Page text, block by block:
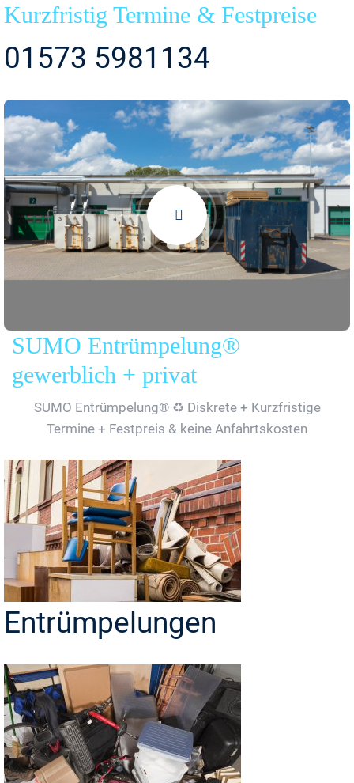
Kurzfristig Termine & Festpreise
01573 5981134
SUMO Entrümpelung®
gewerblich + privat
SUMO Entrümpelung® ♻️ Diskrete + Kurzfristige
Termine + Festpreis & keine Anfahrtskosten
Entrümpelungen